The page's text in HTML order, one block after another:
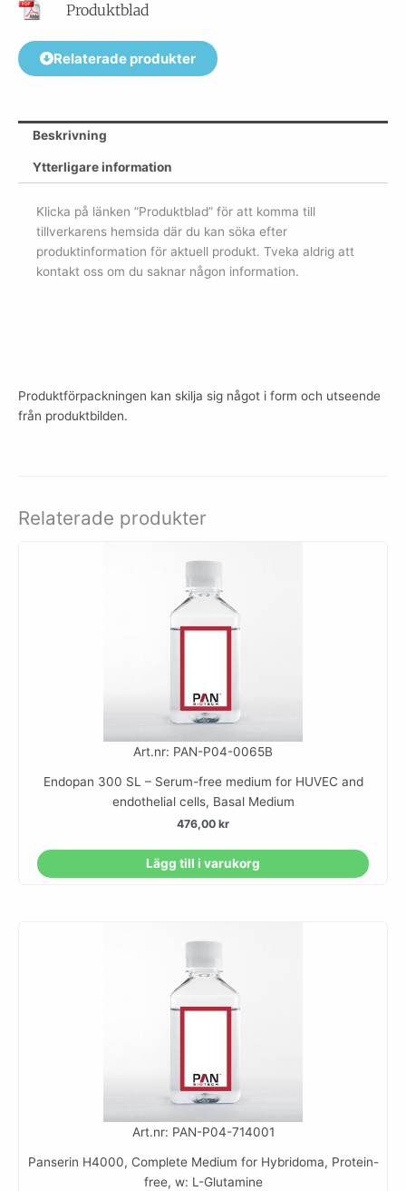
Produktblad
Relaterade produkter
Beskrivning
Ytterligare information
Klicka på länken ”Produktblad” för att komma till
tillverkarens hemsida där du kan söka efter
produktinformation för aktuell produkt. Tveka aldrig att
kontakt oss om du saknar någon information.
Produktförpackningen kan skilja sig något i form och utseende
från produktbilden.
Relaterade produkter
Art.nr: PAN-P04-0065B
Endopan 300 SL – Serum-free medium for HUVEC and
endothelial cells, Basal Medium
476,00 kr
Lägg till i varukorg
Art.nr: PAN-P04-714001
Panserin H4000, Complete Medium for Hybridoma, Protein-
free, w: L-Glutamine